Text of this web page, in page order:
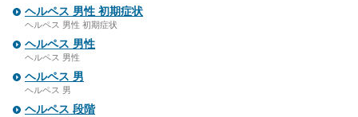
ヘルペス 男性 初期症状
ヘルペス 男性 初期症状
ヘルペス 男性
ヘルペス 男性
ヘルペス 男
ヘルペス 男
ヘルペス 段階